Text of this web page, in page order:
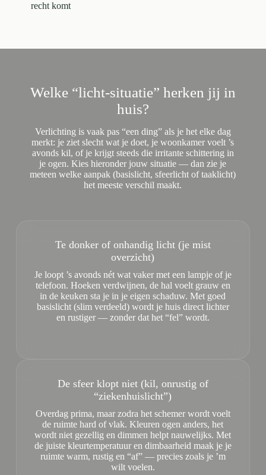
recht komt
Welke “licht-situatie” herken jij in
huis?
Verlichting is vaak pas “een ding” als je het elke dag
merkt: je ziet slecht wat je doet, je woonkamer voelt ’s
avonds kil, of je krijgt steeds die irritante schittering in
je ogen. Kies hieronder jouw situatie — dan zie je
meteen welke aanpak (basislicht, sfeerlicht of taaklicht)
het meeste verschil maakt.
Te donker of onhandig licht (je mist
overzicht)
Je loopt ’s avonds nét wat vaker met een lampje of je
telefoon. Hoeken verdwijnen, de hal voelt grauw en
in de keuken sta je in je eigen schaduw. Met goed
basislicht (slim verdeeld) wordt je huis direct lichter
en rustiger — zonder dat het “fel” wordt.
De sfeer klopt niet (kil, onrustig of
“ziekenhuislicht”)
Overdag prima, maar zodra het schemer wordt voelt
de ruimte hard of vlak. Kleuren ogen anders, het
wordt niet gezellig en dimmen helpt nauwelijks. Met
de juiste kleurtemperatuur en dimbaarheid maak je je
ruimte warm, rustig en “af” — precies zoals je ’m
wilt voelen.